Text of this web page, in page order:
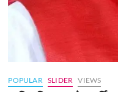
POPULAR SLIDER VIEWS